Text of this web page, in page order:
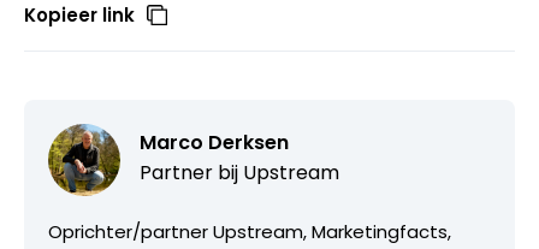
Kopieer link
Marco Derksen
Partner bij Upstream
Oprichter/partner Upstream, Marketingfacts,